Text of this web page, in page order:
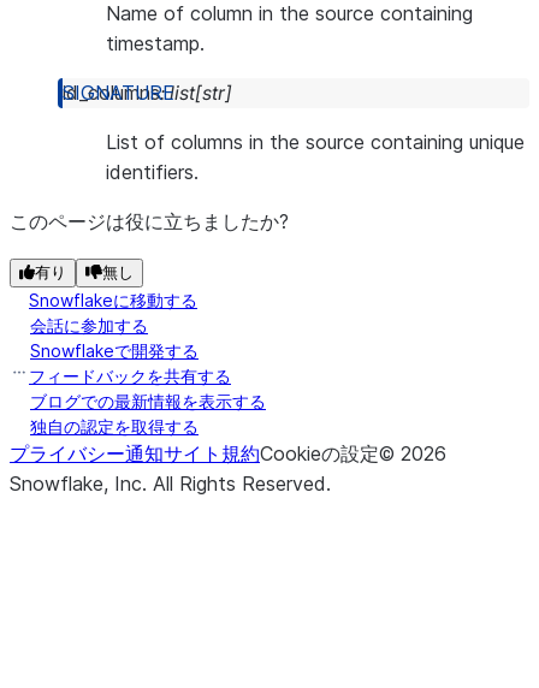
Name of column in the source containing
timestamp.
id_columns: list[str]
List of columns in the source containing unique
identifiers.
このページは役に立ちましたか?
有り 無し
Snowflakeに移動する
会話に参加する
Snowflakeで開発する
フィードバックを共有する
ブログでの最新情報を表示する
独自の認定を取得する
プライバシー通知サイト規約Cookieの設定© 2026
Snowflake, Inc. All Rights Reserved.